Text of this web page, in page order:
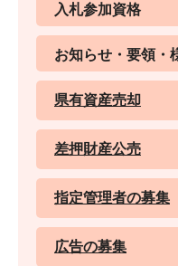
入札参加資格
お知らせ・要領・
県有資産売却
差押財産公売
指定管理者の募集
広告の募集